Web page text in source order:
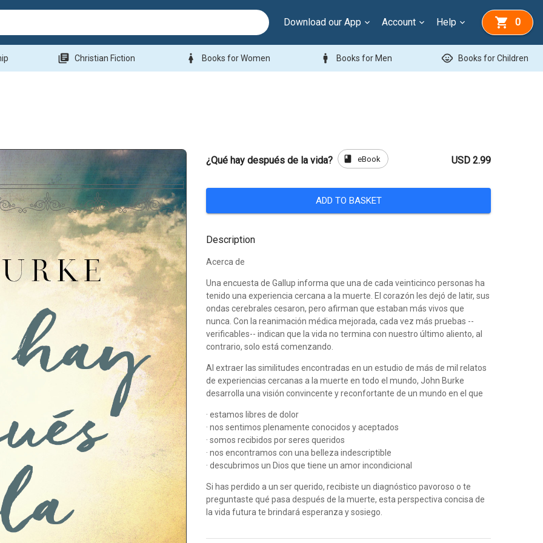
Download our App Account Help 0
library_books Christian Fiction woman Books for Women man Books for Men child_care Books for Children
¿Qué hay después de la vida? book eBook USD 2.99
ADD TO BASKET
Description
Acerca de
Una encuesta de Gallup informa que una de cada veinticinco personas ha
tenido una experiencia cercana a la muerte. El corazón les dejó de latir, sus
ondas cerebrales cesaron, pero afirman que estaban más vivos que
nunca. Con la reanimación médica mejorada, cada vez más pruebas --
verificables-- indican que la vida no termina con nuestro último aliento, al
contrario, solo está comenzando.
Al extraer las similitudes encontradas en un estudio de más de mil relatos
de experiencias cercanas a la muerte en todo el mundo, John Burke
desarrolla una visión convincente y reconfortante de un mundo en el que
· estamos libres de dolor
· nos sentimos plenamente conocidos y aceptados
· somos recibidos por seres queridos
· nos encontramos con una belleza indescriptible
· descubrimos un Dios que tiene un amor incondicional
Si has perdido a un ser querido, recibiste un diagnóstico pavoroso o te
preguntaste qué pasa después de la muerte, esta perspectiva concisa de
la vida futura te brindará esperanza y sosiego.